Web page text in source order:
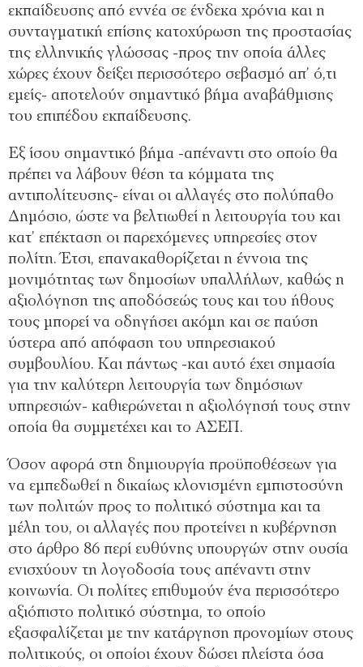
εκπαίδευσης από εννέα σε ένδεκα χρόνια και η
συνταγματική επίσης κατοχύρωση της προστασίας
της ελληνικής γλώσσας -προς την οποία άλλες
χώρες έχουν δείξει περισσότερο σεβασμό απ’ ό,τι
εμείς- αποτελούν σημαντικό βήμα αναβάθμισης
του επιπέδου εκπαίδευσης.
Εξ ίσου σημαντικό βήμα -απέναντι στο οποίο θα
πρέπει να λάβουν θέση τα κόμματα της
αντιπολίτευσης- είναι οι αλλαγές στο πολύπαθο
Δημόσιο, ώστε να βελτιωθεί η λειτουργία του και
κατ’ επέκταση οι παρεχόμενες υπηρεσίες στον
πολίτη. Έτσι, επανακαθορίζεται η έννοια της
μονιμότητας των δημοσίων υπαλλήλων, καθώς η
αξιολόγηση της αποδόσεώς τους και του ήθους
τους μπορεί να οδηγήσει ακόμη και σε παύση
ύστερα από απόφαση του υπηρεσιακού
συμβουλίου. Και πάντως -και αυτό έχει σημασία
για την καλύτερη λειτουργία των δημόσιων
υπηρεσιών- καθιερώνεται η αξιολόγησή τους στην
οποία θα συμμετέχει και το ΑΣΕΠ.
Όσον αφορά στη δημιουργία προϋποθέσεων για
να εμπεδωθεί η δικαίως κλονισμένη εμπιστοσύνη
των πολιτών προς το πολιτικό σύστημα και τα
μέλη του, οι αλλαγές που προτείνει η κυβέρνηση
στο άρθρο 86 περί ευθύνης υπουργών στην ουσία
ενισχύουν τη λογοδοσία τους απέναντι στην
κοινωνία. Οι πολίτες επιθυμούν ένα περισσότερο
αξιόπιστο πολιτικό σύστημα, το οποίο
εξασφαλίζεται με την κατάργηση προνομίων στους
πολιτικούς, οι οποίοι έχουν δώσει πλείστα όσα